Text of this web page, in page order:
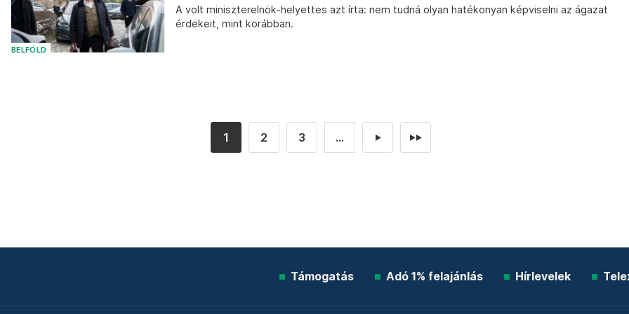
BELFÖLD
A volt miniszterelnök-helyettes azt írta: nem tudná olyan hatékonyan képviselni az ágazat
érdekeit, mint korábban.
1 2 3 ... ► ►►
Támogatás Adó 1% felajánlás Hírlevelek